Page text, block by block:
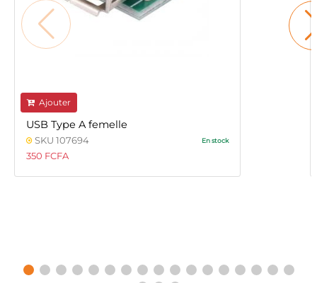
Ajouter
USB Type A femelle
SKU 107694 En stock
350 FCFA